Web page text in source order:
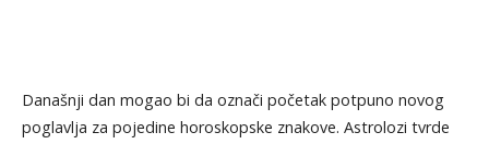
Današnji dan mogao bi da označi početak potpuno novog
poglavlja za pojedine horoskopske znakove. Astrolozi tvrde